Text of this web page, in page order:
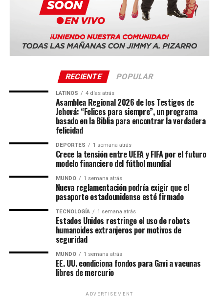
RECIENTE POPULAR
LATINOS 4 días atrás
Asamblea Regional 2026 de los Testigos de
Jehová: “Felices para siempre”, un programa
basado en la Biblia para encontrar la verdadera
felicidad
DEPORTES 1 semana atrás
Crece la tensión entre UEFA y FIFA por el futuro
modelo financiero del fútbol mundial
MUNDO 1 semana atrás
Nueva reglamentación podría exigir que el
pasaporte estadounidense esté firmado
TECNOLOGÍA 1 semana atrás
Estados Unidos restringe el uso de robots
humanoides extranjeros por motivos de
seguridad
MUNDO 1 semana atrás
EE. UU. condiciona fondos para Gavi a vacunas
libres de mercurio
ADVERTISEMENT